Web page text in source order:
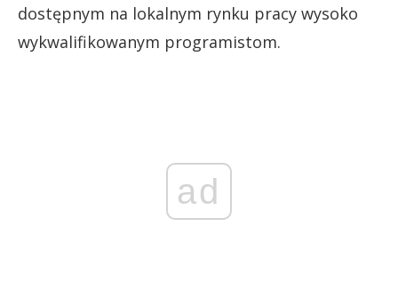
dostępnym na lokalnym rynku pracy wysoko
wykwalifikowanym programistom.
ad